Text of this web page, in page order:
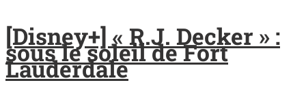
[Disney+] « R.J. Decker » :
sous le soleil de Fort
Lauderdale